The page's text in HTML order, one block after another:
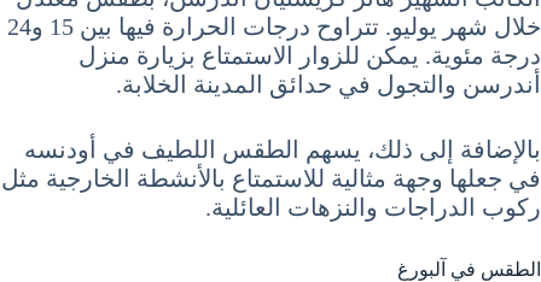
خلال شهر يوليو. تتراوح درجات الحرارة فيها بين 15 و24
درجة مئوية. يمكن للزوار الاستمتاع بزيارة منزل
أندرسن والتجول في حدائق المدينة الخلابة.
بالإضافة إلى ذلك، يسهم الطقس اللطيف في أودنسه
في جعلها وجهة مثالية للاستمتاع بالأنشطة الخارجية مثل
ركوب الدراجات والنزهات العائلية.
الطقس في آلبورغ